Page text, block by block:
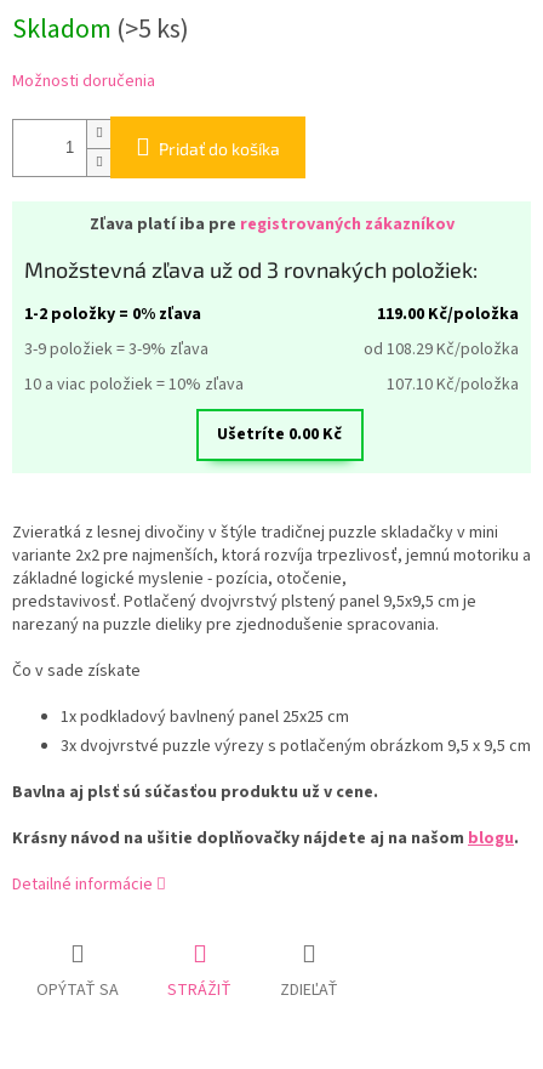
cena:
Skladom (>5 ks)
Možnosti doručenia
Pridať do košíka
Zľava platí iba pre registrovaných zákazníkov
Množstevná zľava už od 3 rovnakých položiek:
1-2 položky = 0% zľava 119.00 Kč/položka
3-9 položiek = 3-9% zľava
od 108.29Kč/položka
10 a viac položiek = 10% zľava
107.10Kč/položka
Ušetríte 0.00 Kč
Zvieratká z lesnej divočiny v štýle tradičnej puzzle skladačky v mini
variante 2x2 pre najmenších, ktorá rozvíja trpezlivosť, jemnú motoriku a
základné logické myslenie - pozícia, otočenie,
predstavivosť. Potlačený dvojvrstvý plstený panel 9,5x9,5 cm je
narezaný na puzzle dieliky pre zjednodušenie spracovania.
Čo v sade získate
1x podkladový bavlnený panel 25x25 cm
3x dvojvrstvé puzzle výrezy s potlačeným obrázkom 9,5 x 9,5 cm
Bavlna aj plsť sú súčasťou produktu už v cene.
Krásny návod na ušitie doplňovačky nájdete aj na našom blogu.
Detailné informácie
OPÝTAŤ SA STRÁŽIŤ ZDIEĽAŤ